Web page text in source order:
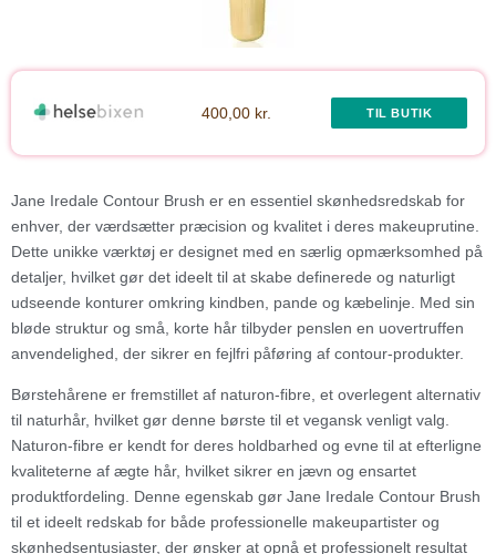
400,00 kr. TIL BUTIK
Jane Iredale Contour Brush er en essentiel skønhedsredskab for
enhver, der værdsætter præcision og kvalitet i deres makeuprutine.
Dette unikke værktøj er designet med en særlig opmærksomhed på
detaljer, hvilket gør det ideelt til at skabe definerede og naturligt
udseende konturer omkring kindben, pande og kæbelinje. Med sin
bløde struktur og små, korte hår tilbyder penslen en uovertruffen
anvendelighed, der sikrer en fejlfri påføring af contour-produkter.
Børstehårene er fremstillet af naturon-fibre, et overlegent alternativ
til naturhår, hvilket gør denne børste til et vegansk venligt valg.
Naturon-fibre er kendt for deres holdbarhed og evne til at efterligne
kvaliteterne af ægte hår, hvilket sikrer en jævn og ensartet
produktfordeling. Denne egenskab gør Jane Iredale Contour Brush
til et ideelt redskab for både professionelle makeupartister og
skønhedsentusiaster, der ønsker at opnå et professionelt resultat